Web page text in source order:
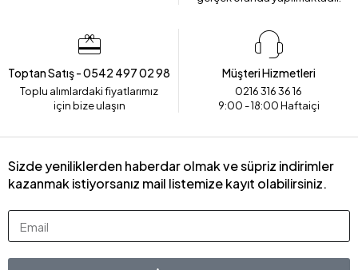
Toptan Satış - 0542 497 02 98
Toplu alımlardaki fiyatlarımız
için bize ulaşın
Müşteri Hizmetleri
0216 316 36 16
9:00 - 18:00 Haftaiçi
Sizde yeniliklerden haberdar olmak ve süpriz indirimler
kazanmak istiyorsanız mail listemize kayıt olabilirsiniz.